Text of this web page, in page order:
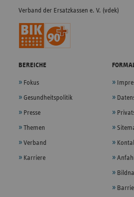
Verband der Ersatzkassen e. V. (vdek)
BEREICHE
Fokus
Gesundheitspolitik
Presse
Themen
Verband
Karriere